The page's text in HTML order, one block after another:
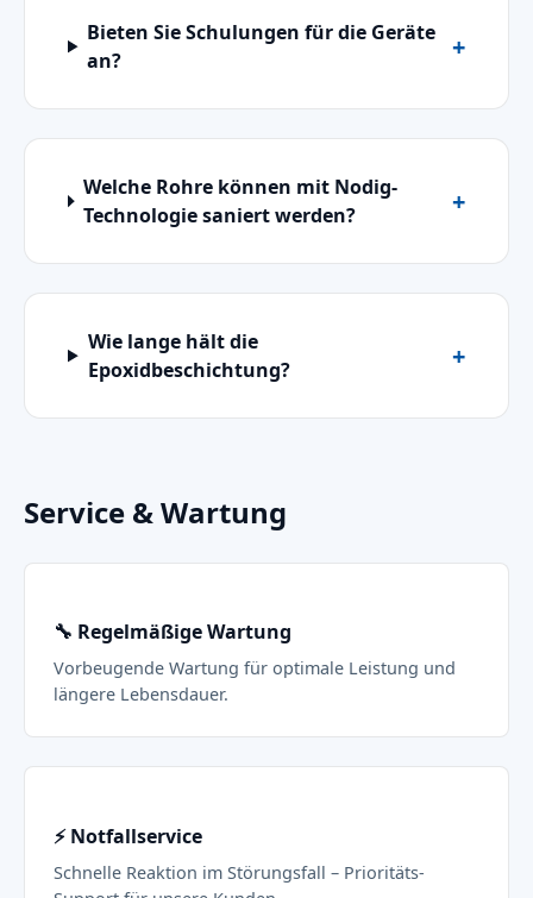
Bieten Sie Schulungen für die Geräte
an?
Welche Rohre können mit Nodig-
Technologie saniert werden?
Wie lange hält die
Epoxidbeschichtung?
Service & Wartung
🔧 Regelmäßige Wartung
Vorbeugende Wartung für optimale Leistung und
längere Lebensdauer.
⚡ Notfallservice
Schnelle Reaktion im Störungsfall – Prioritäts-